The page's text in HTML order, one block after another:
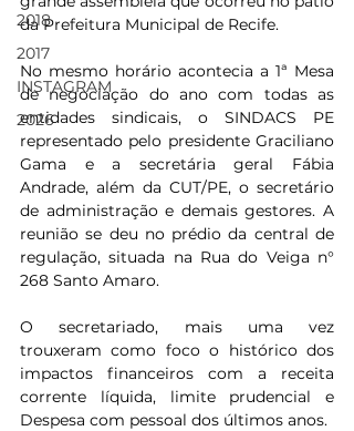
2018
2017
INSTAGRAM
2026
da Prefeitura Municipal de Recife.
No mesmo horário acontecia a 1ª Mesa
de negociação do ano com todas as
entidades sindicais, o SINDACS PE
representado pelo presidente Graciliano
Gama e a secretária geral Fábia
Andrade, além da CUT/PE, o secretário
de administração e demais gestores. A
reunião se deu no prédio da central de
regulação, situada na Rua do Veiga n°
268 Santo Amaro.
O secretariado, mais uma vez
trouxeram como foco o histórico dos
impactos financeiros com a receita
corrente líquida, limite prudencial e
Despesa com pessoal dos últimos anos.